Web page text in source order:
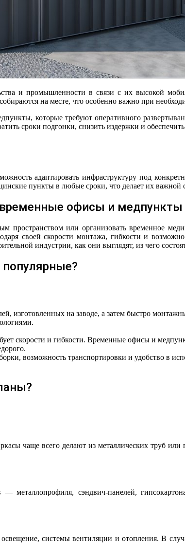
на месте, что особенно важно при
которые требуют оперативного
сроки подгонки, снизить издержки и
адаптировать инфраструктуру под
пункты в любые сроки, что делает их
офисы и медпункты
пространством или организовать временное
своей скорости монтажа, гибкости и
индустрии, как они выглядят, из чего
на заводе, а затем быстро
скорости и гибкости. Временные офисы и
возможность транспортировки и удобство в
чаще всего делают из металлических труб
сэндвич-панелей,
системы вентиляции и отопления. В